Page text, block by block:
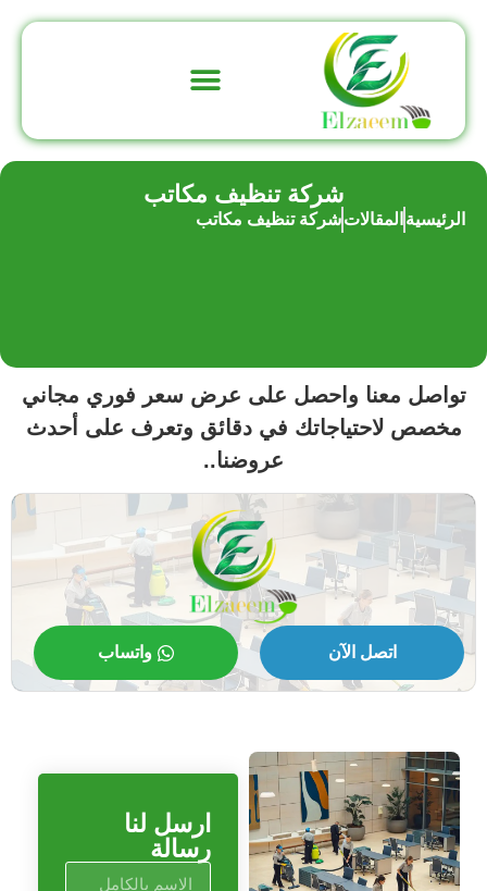
شركة تنظيف مكاتب
الرئيسية المقالاتشركة تنظيف مكاتب
تواصل معنا واحصل على عرض سعر فوري مجاني
مخصص لاحتياجاتك في دقائق وتعرف على أحدث
عروضنا..
اتصل الآن واتساب
ارسل لنا
رسالة